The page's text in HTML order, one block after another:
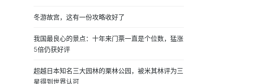
冬游故宫，这有一份攻略收好了
我国最良心的景点：十年来门票一直是个位数，猛涨
5倍仍获好评
超越日本知名三大园林的栗林公园，被米其林评为三
星得到世界认可